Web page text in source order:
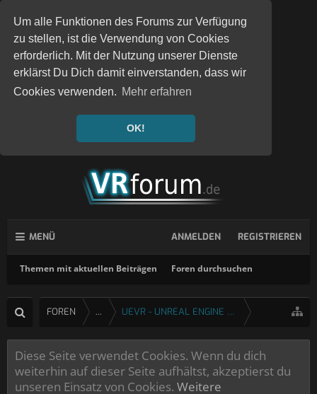
Um alle Funktionen des Forums zur Verfügung
zu stellen, ist die Verwendung von Cookies
erforderlich. Mit der Nutzung unserer Dienste
erklärst Du Dich damit einverstanden, dass wir
Cookies verwenden. Mehr erfahren
OK!
MENÜ
Themen mit aktuellen Beiträgen Foren durchsuchen
ANMELDEN REGISTRIEREN
FOREN ... UEVR - UNREAL ENGINE 4 & 5 VR INJEKTOR
Diese Seite verwendet Cookies. Wenn du dich
weiterhin auf dieser Seite aufhältst, akzeptierst du
unseren Einsatz von Cookies. Weitere